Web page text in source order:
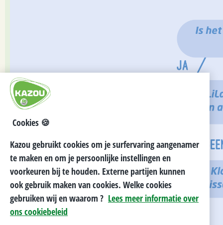
Cookies 🍪
Kazou gebruikt cookies om je surfervaring aangenamer
te maken en om je persoonlijke instellingen en
voorkeuren bij te houden. Externe partijen kunnen
ook gebruik maken van cookies. Welke cookies
gebruiken wij en waarom ? Lees meer informatie over
ons cookiebeleid